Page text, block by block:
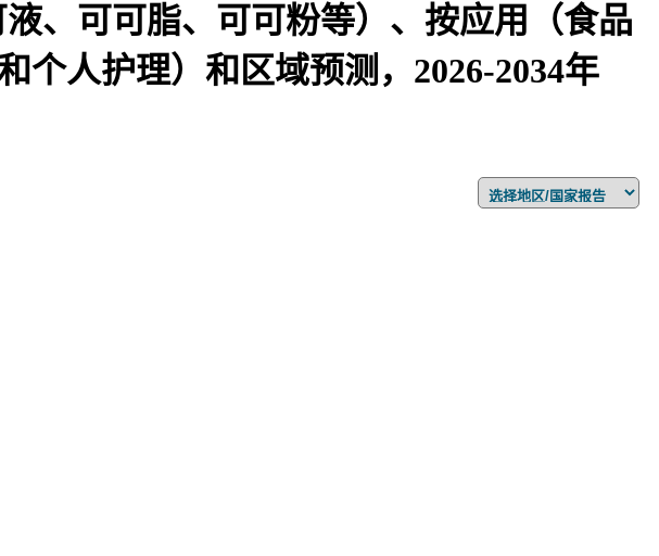
、可可脂、可可粉等）、按应用（食品
个人护理）和区域预测，2026-2034年